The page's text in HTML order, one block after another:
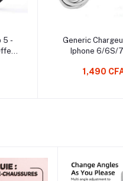
Pour
7/7S
Ajouter
Support de
fil,